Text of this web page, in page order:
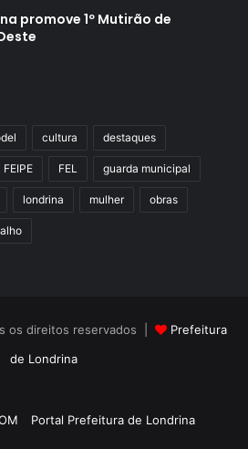
da população.
promove 1º Mutirão de
cultura destaques
FEIPE FEL guarda municipal
londrina mulher obras
os direitos reservados |
Prefeitura
de Londrina
Portal Prefeitura de Londrina